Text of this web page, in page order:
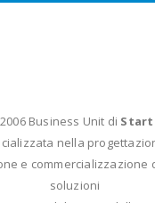
Business Unit di Start
nella
e commercializzazione
soluzioni